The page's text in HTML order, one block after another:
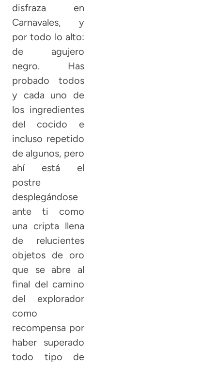
disfraza en
Carnavales, y
por todo lo alto:
de agujero
negro. Has
probado todos
y cada uno de
los ingredientes
del cocido e
incluso repetido
de algunos, pero
ahí está el
postre
desplegándose
ante ti como
una cripta llena
de relucientes
objetos de oro
que se abre al
final del camino
del explorador
como
recompensa por
haber superado
todo tipo de